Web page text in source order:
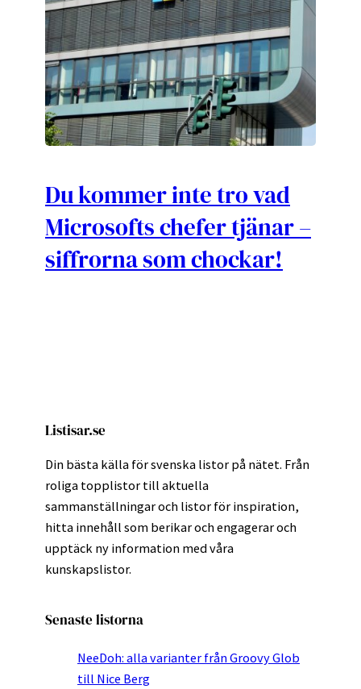
Du kommer inte tro vad
Microsofts chefer tjänar –
siffrorna som chockar!
Listisar.se
Din bästa källa för svenska listor på nätet. Från
roliga topplistor till aktuella
sammanställningar och listor för inspiration,
hitta innehåll som berikar och engagerar och
upptäck ny information med våra
kunskapslistor.
Senaste listorna
NeeDoh: alla varianter från Groovy Glob
till Nice Berg